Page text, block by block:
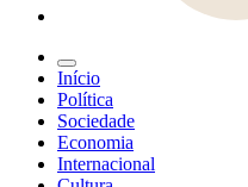
Início
Política
Sociedade
Economia
Internacional